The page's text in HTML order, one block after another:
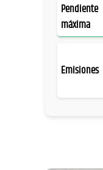
Pendiente
máxima
Emisiones